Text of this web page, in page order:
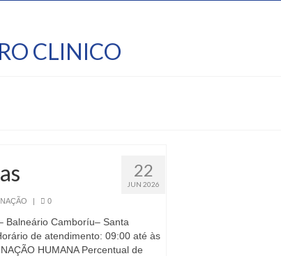
CLINICO
22
JUN 2026
| 0
Balneário Camboríu– Santa
de atendimento: 09:00 até às
HUMANA Percentual de